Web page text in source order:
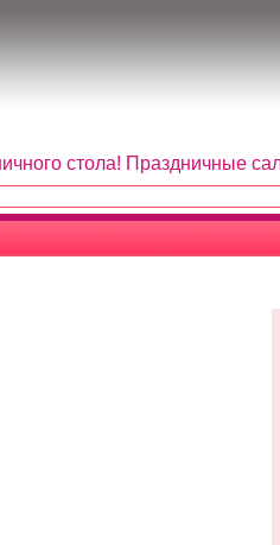
стола! Праздничные